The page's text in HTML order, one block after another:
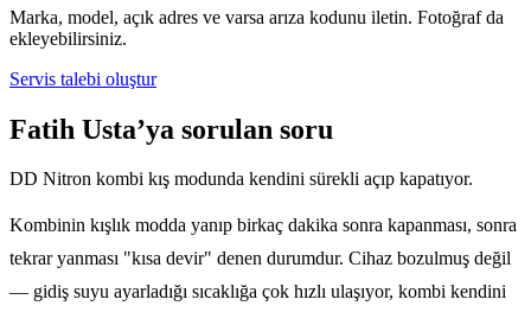
Marka, model, açık adres ve varsa arıza kodunu iletin. Fotoğraf da
ekleyebilirsiniz.
Servis talebi oluştur
Fatih Usta’ya sorulan soru
DD Nitron kombi kış modunda kendini sürekli açıp kapatıyor.
Kombinin kışlık modda yanıp birkaç dakika sonra kapanması, sonra
tekrar yanması "kısa devir" denen durumdur. Cihaz bozulmuş değil
— gidiş suyu ayarladığı sıcaklığa çok hızlı ulaşıyor, kombi kendini